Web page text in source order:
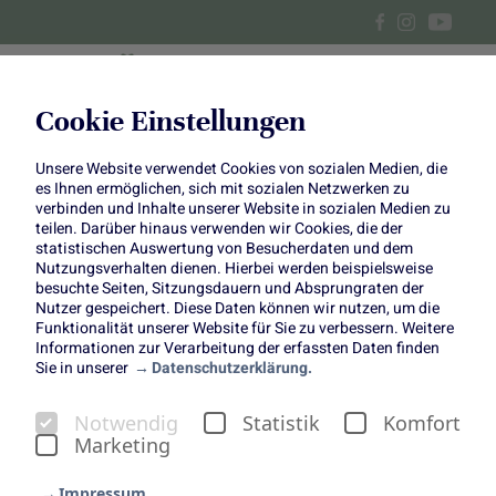
Cookie Einstellungen
Unsere Website verwendet Cookies von sozialen Medien, die
es Ihnen ermöglichen, sich mit sozialen Netzwerken zu
verbinden und Inhalte unserer Website in sozialen Medien zu
teilen. Darüber hinaus verwenden wir Cookies, die der
statistischen Auswertung von Besucherdaten und dem
Nutzungsverhalten dienen. Hierbei werden beispielsweise
besuchte Seiten, Sitzungsdauern und Absprungraten der
Nutzer gespeichert. Diese Daten können wir nutzen, um die
Funktionalität unserer Website für Sie zu verbessern. Weitere
Informationen zur Verarbeitung der erfassten Daten finden
Sie in unserer
Datenschutzerklärung.
Notwendig Statistik
Komfort
Marketing
Salat mit Apfel und paniertem
Feta
mehr als ein paar gute